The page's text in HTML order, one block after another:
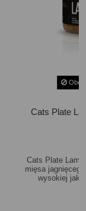
Cats Plate
Cats Plate
mięsa
wysokiej